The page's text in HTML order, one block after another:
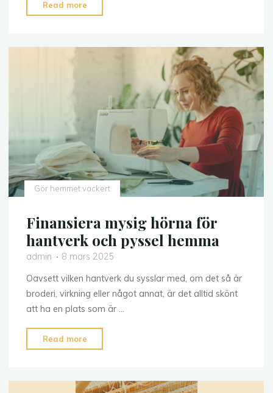
Read more
behövs
speciella
Gör hemmet vackert
Finansiera mysig hörna för
hantverk och pyssel hemma
admin
8 mars 2025
Oavsett vilken hantverk du sysslar med, om det så är
broderi, virkning eller något annat, är det alltid skönt
att ha en plats som är …
Read more
mysig
för